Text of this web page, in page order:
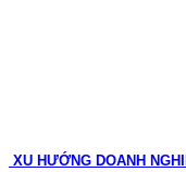
XU HƯỚNG DOANH